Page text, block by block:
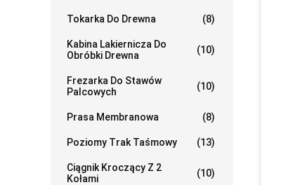
Tokarka Do Drewna (8)
Kabina Lakiernicza Do
Obróbki Drewna
(10)
Frezarka Do Stawów
Palcowych
(10)
Prasa Membranowa (8)
Poziomy Trak Taśmowy (13)
Ciągnik Kroczący Z 2
Kołami
(10)